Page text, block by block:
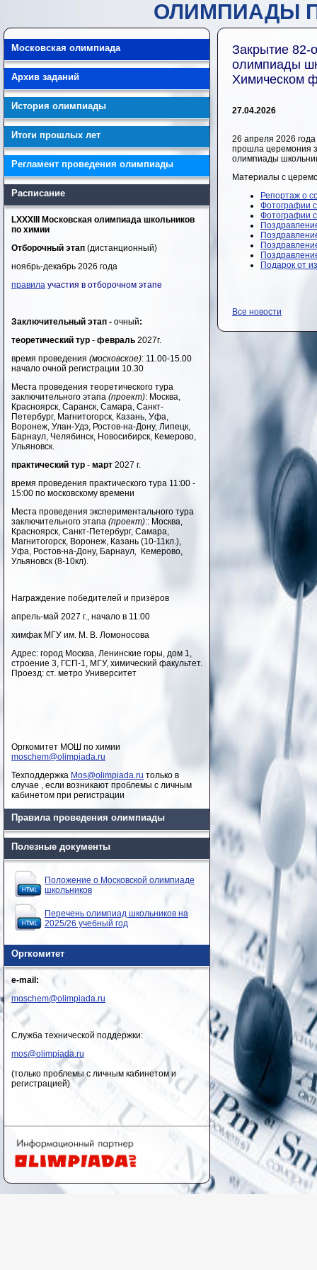
ОЛИМПИАДЫ
Московская олимпиада
Архив заданий
История олимпиады
Итоги прошлых лет
Регламент проведения олимпиады
Расписание
LXXXIII Московская олимпиада школьников
по химии
Отборочный этап (дистанционный)
ноябрь-декабрь 2026 года
правила участия в отборочном этапе
Заключительный этап - очный:
теоретический тур - февраль 2027г.
время проведения (московское): 11.00-15.00
начало очной регистрации 10.30
Места проведения теоретического тура
заключительного этапа (проект): Москва,
Красноярск, Саранск, Самара, Санкт-
Петербург, Магнитогорск, Казань, Уфа,
Воронеж, Улан-Удэ, Ростов-на-Дону, Липецк,
Барнаул, Челябинск, Новосибирск, Кемерово,
Ульяновск.
практический тур - март 2027 г.
время проведения практического тура 11:00 -
15:00 по московскому времени
Места проведения экспериментального тура
заключительного этапа (проект):: Москва,
Красноярск, Санкт-Петербург, Самара,
Магнитогорск, Воронеж, Казань (10-11кл.),
Уфа, Ростов-на-Дону, Барнаул,
Кемерово,
Ульяновск (8-10кл).
Награждение победителей и призёров
апрель-май 2027 г., начало в 11:00
химфак МГУ им. М. В. Ломоносова
Адрес: город Москва, Ленинские горы, дом 1,
строение 3, ГСП-1, МГУ, химический факультет.
Проезд: ст. метро Университет
Оргкомитет МОШ по химии
moschem@olimpiada.ru
Техподдержка Mos@olimpiada.ru только в
случае , если возникают проблемы с личным
кабинетом при регистрации
Правила проведения олимпиады
Полезные документы
Положение о Московской олимпиаде
школьников
Перечень олимпиад школьников на
2025/26 учебный год
Оргкомитет
e-mail:
moschem@olimpiada.ru
Служба технической поддержки:
mos@olimpiada.ru
(только проблемы с личным кабинетом и
регистрацией)
Закрытие 82-
олимпиады
Химическом
27.04.2026
26 апреля 2026
прошла церемония
олимпиады
Материалы с
Репортаж о
Фотографии
Фотографии
Подарок от
Все новости